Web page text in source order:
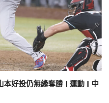
好投仍無緣奪勝 | 運動 | 中